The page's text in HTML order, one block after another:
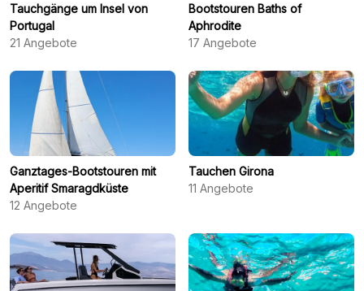
Tauchgänge um Insel von
Portugal
21 Angebote
Bootstouren Baths of
Aphrodite
17 Angebote
Ganztages-Bootstouren mit
Aperitif Smaragdküste
12 Angebote
Tauchen Girona
11 Angebote